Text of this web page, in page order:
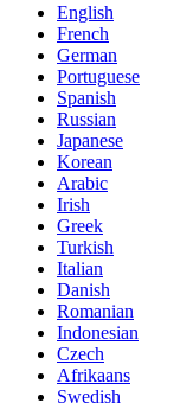
English
French
German
Portuguese
Spanish
Russian
Japanese
Korean
Arabic
Irish
Greek
Turkish
Italian
Danish
Romanian
Indonesian
Czech
Afrikaans
Swedish